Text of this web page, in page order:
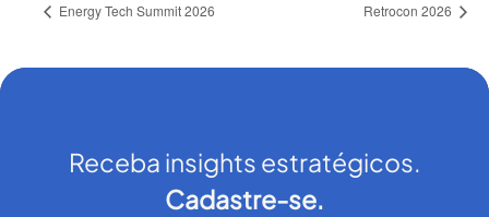
Energy Tech Summit 2026 Retrocon 2026
Receba insights estratégicos.
Cadastre-se.